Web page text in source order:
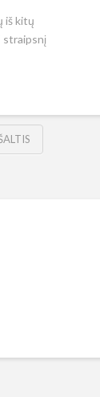
iš kitų
straipsnį